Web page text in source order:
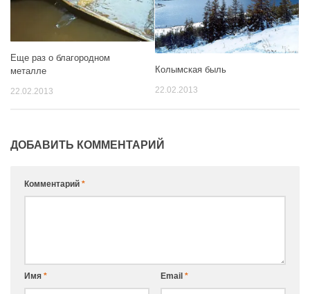
Еще раз о благородном
металле
22.02.2013
Колымская быль
22.02.2013
ДОБАВИТЬ КОММЕНТАРИЙ
Комментарий *
Имя * Email *